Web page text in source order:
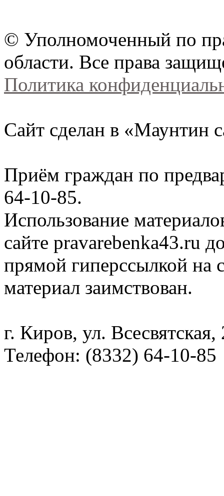
© Уполномоченный по
области. Все права
Политика
Сайт сделан в «Маунтин
Приём граждан по
64-10-85.
Использование
сайте pravarebenka43.ru
прямой гиперссылкой на
материал заимствован.
г. Киров, ул. Всесвятская,
Телефон: (8332) 64-10-85